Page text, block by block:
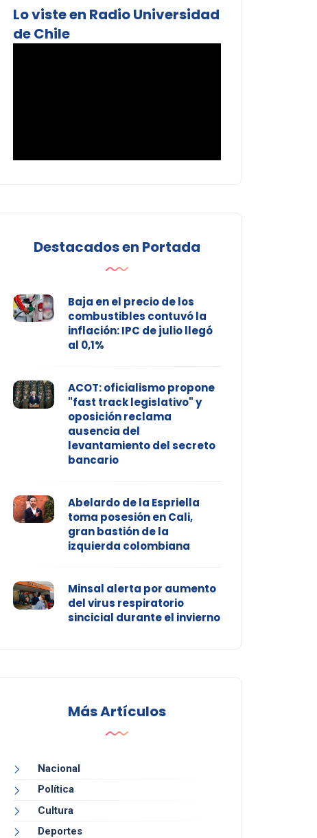
Lo viste en Radio Universidad
de Chile
Destacados en Portada
Baja en el precio de los
combustibles contuvó la
inflación: IPC de julio llegó
al 0,1%
ACOT: oficialismo propone
"fast track legislativo" y
oposición reclama
ausencia del
levantamiento del secreto
bancario
Abelardo de la Espriella
toma posesión en Cali,
gran bastión de la
izquierda colombiana
Minsal alerta por aumento
del virus respiratorio
sincicial durante el invierno
Más Artículos
Nacional
Política
Cultura
Deportes